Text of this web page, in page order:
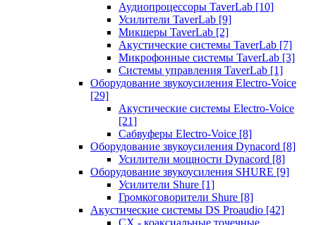
Аудиопроцессоры TaverLab [10]
Усилители TaverLab [9]
Микшеры TaverLab [2]
Акустические системы TaverLab [7]
Микрофонные системы TaverLab [3]
Системы управления TaverLab [1]
Оборудование звукоусиления Electro-Voice
[29]
Акустические системы Electro-Voice
[21]
Сабвуферы Electro-Voice [8]
Оборудование звукоусиления Dynacord [8]
Усилители мощности Dynacord [8]
Оборудование звукоусиления SHURE [9]
Усилители Shure [1]
Громкоговорители Shure [8]
Акустические системы DS Proaudio [42]
CX - коаксиальные точечные